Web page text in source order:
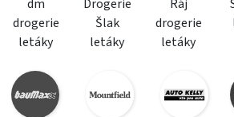
dm
drogerie
letáky
Drogerie
Šlak
letáky
Ráj
drogerie
letáky